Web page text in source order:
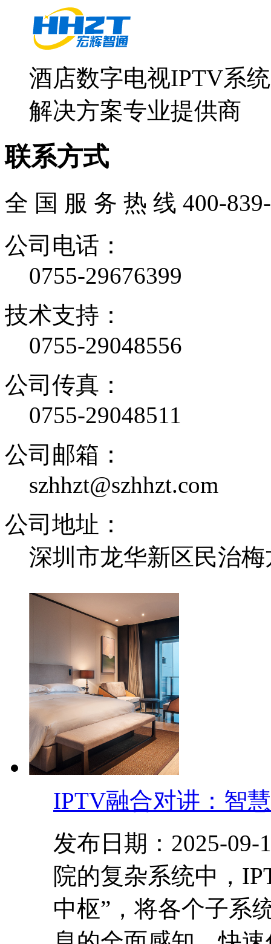
酒店数字电视IPTV系
解决方案专业提供商
联系方式
全 国 服 务 热 线 400-
公司电话：
0755-29676399
技术支持：
0755-29048556
公司传真：
0755-29048511
公司邮箱：
szhhzt@szhhzt.com
公司地址：
深圳市龙华新区民治
IPTV融合对讲：智
发布日期：2025-09-
院的复杂系统中，
中枢”，将各个子系